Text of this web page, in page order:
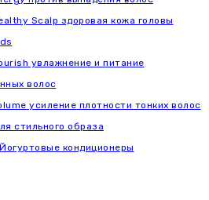
Scalp здоровая кожа головы
увлажнение и питание
волос
усиление плотности тонких волос
стильного образа
кондиционеры